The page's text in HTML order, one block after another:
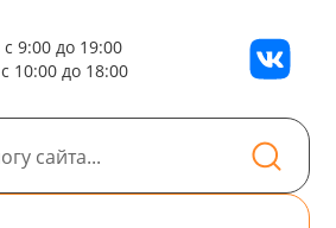
с 9:00 до 19:00
с 10:00 до 18:00